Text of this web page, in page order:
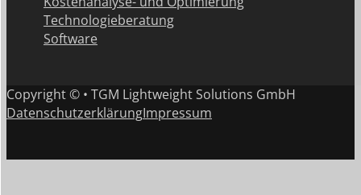
Technologieberatung
Software
Copyright © • TGM Lightweight Solutions GmbH
DatenschutzerklärungImpressum